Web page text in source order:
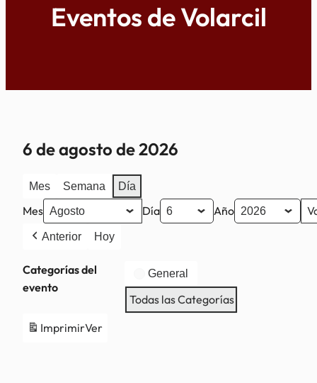
Eventos de Volarcil
6 de agosto de 2026
Mes Semana Día
Mes Día Año
Anterior Hoy
Categorías del
evento
General
Todas las Categorías
ImprimirVer